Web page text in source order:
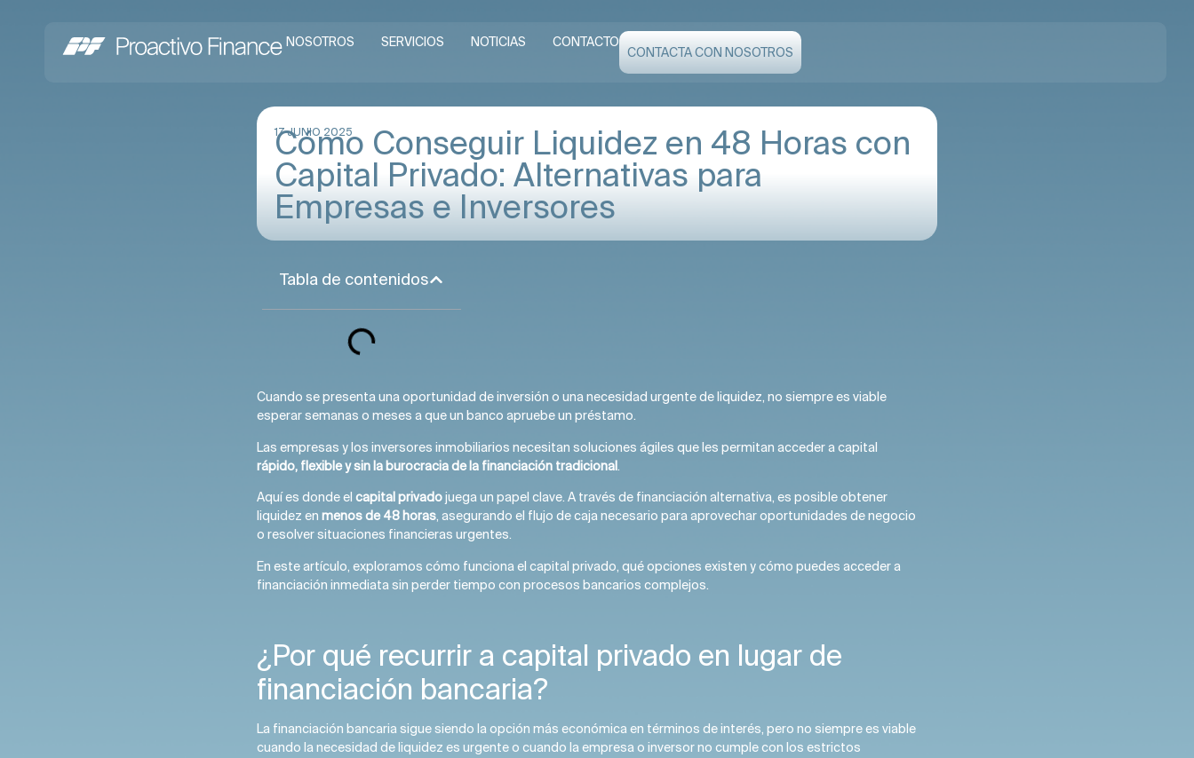
CONTACTA CON NOSOTROS
NOSOTROS SERVICIOS NOTICIAS CONTACTO
17 JUNIO 2025
Cómo Conseguir Liquidez en 48 Horas con
Capital Privado: Alternativas para
Empresas e Inversores
Tabla de contenidos
Cuando se presenta una oportunidad de inversión o una necesidad urgente de liquidez, no siempre es viable
esperar semanas o meses a que un banco apruebe un préstamo.
Las empresas y los inversores inmobiliarios necesitan soluciones ágiles que les permitan acceder a capital
rápido, flexible y sin la burocracia de la financiación tradicional
Aquí es donde el capital privadojuega un papel clave. A través de financiación alternativa, es posible obtener
liquidez en menos de 48 horas, asegurando el flujo de caja necesario para aprovechar oportunidades de negocio
o resolver situaciones financieras urgentes.
En este artículo, exploramos cómo funciona el capital privado, qué opciones existen y cómo puedes acceder a
financiación inmediata sin perder tiempo con procesos bancarios complejos.
¿Por qué recurrir a capital privado en lugar de
financiación bancaria?
La financiación bancaria sigue siendo la opción más económica en términos de interés, pero no siempre es viable
cuando la necesidad de liquidez es urgente o cuando la empresa o inversor no cumple con los estrictos